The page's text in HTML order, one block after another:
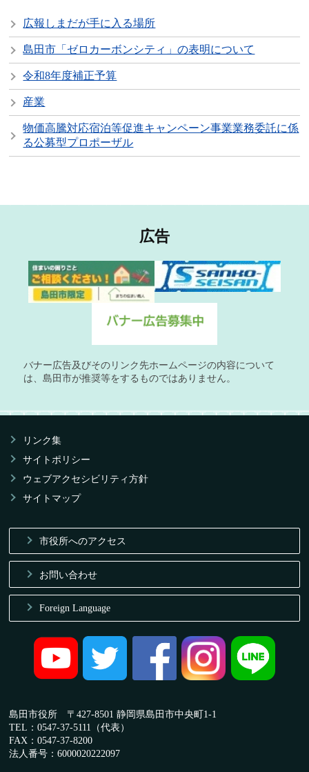
広報しまだが手に入る場所
島田市「ゼロカーボンシティ」の表明について
令和8年度補正予算
産業
物価高騰対応宿泊等促進キャンペーン事業業務委託に係
る公募型プロポーザル
広告
バナー広告及びそのリンク先ホームページの内容について
は、島田市が推奨等をするものではありません。
リンク集
サイトポリシー
ウェブアクセシビリティ方針
サイトマップ
市役所へのアクセス
お問い合わせ
Foreign Language
島田市役所 〒427-8501 静岡県島田市中央町1-1
TEL：0547-37-5111（代表）
FAX：0547-37-8200
法人番号：6000020222097